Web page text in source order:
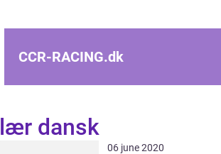
CCR-RACING.dk
lær dansk
06 june 2020